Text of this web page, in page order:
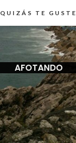
QUIZÁS TE GUSTE
AFOTANDO